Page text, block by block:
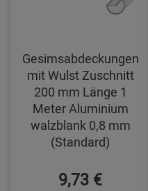
Gesimsabdeckungen
mit Wulst Zuschnitt
200 mm Länge 1
Meter Aluminium
walzblank 0,8 mm
(Standard)
9,73 €